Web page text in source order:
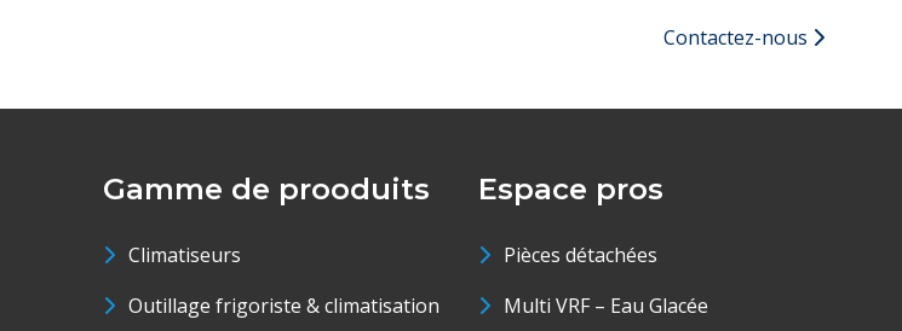
Contactez-nous
Gamme de prooduits
Climatiseurs
Outillage frigoriste & climatisation
Espace pros
Pièces détachées
Multi VRF – Eau Glacée